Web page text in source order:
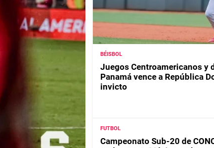
BÉISBOL
Juegos Centroamericanos y
Panamá vence a República
invicto
FUTBOL
Campeonato Sub-20 de